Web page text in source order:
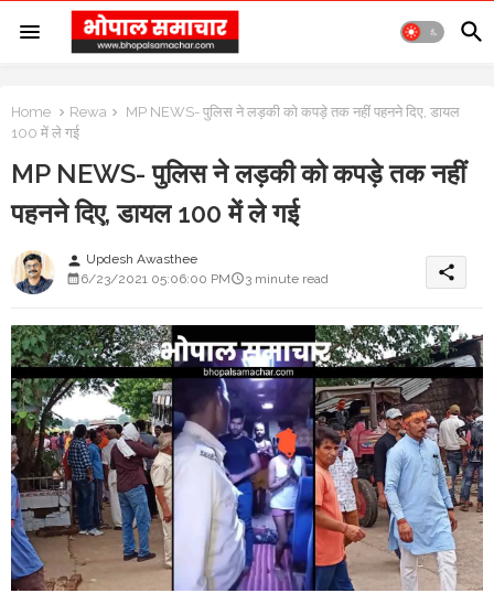
Home Rewa
MP NEWS- पुलिस ने लड़की को कपड़े तक नहीं पहनने दिए, डायल
100 में ले गई
MP NEWS- पुलिस ने लड़की को कपड़े तक नहीं
पहनने दिए, डायल 100 में ले गई
person Updesh Awasthee
6/23/2021 05:06:00 PM
3 minute read share